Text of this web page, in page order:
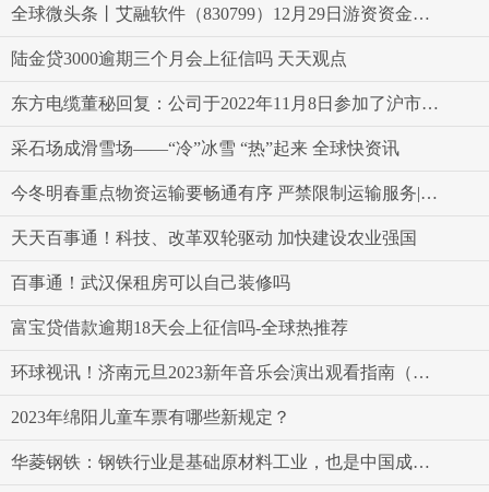
全球微头条丨艾融软件（830799）12月29日游资资金净买入4.99万元
陆金贷3000逾期三个月会上征信吗 天天观点
东方电缆董秘回复：公司于2022年11月8日参加了沪市“海阔天空风正扬帆”海风缆行业三季报集体业绩说明会_前沿热点
采石场成滑雪场——“冷”冰雪 “热”起来 全球快资讯
今冬明春重点物资运输要畅通有序 严禁限制运输服务|每日热点
天天百事通！科技、改革双轮驱动 加快建设农业强国
百事通！武汉保租房可以自己装修吗
富宝贷借款逾期18天会上征信吗-全球热推荐
环球视讯！济南元旦2023新年音乐会演出观看指南（票价+节目单）
2023年绵阳儿童车票有哪些新规定？
华菱钢铁：钢铁行业是基础原材料工业，也是中国成为制造强国的重要组成部分-世界要闻